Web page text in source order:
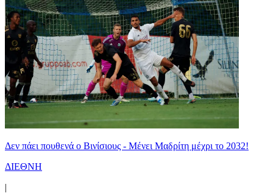
Δεν πάει πουθενά ο Βινίσιους - Μένει Μαδρίτη μέχρι το 2032!
ΔΙΕΘΝΗ
|